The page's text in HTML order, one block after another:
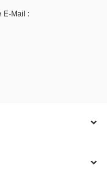
E-Mail :